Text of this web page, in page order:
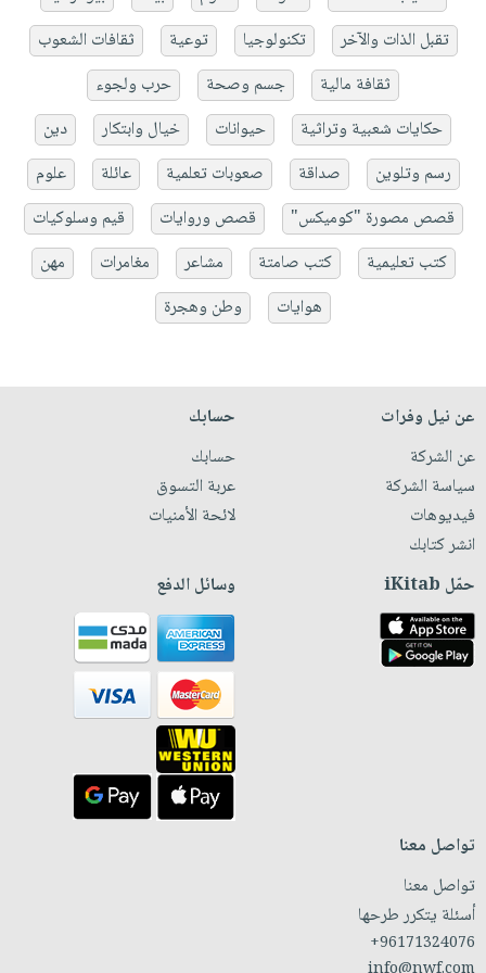
تقبل الذات والآخر
تكنولوجيا توعية
ثقافات الشعوب
ثقافة مالية
جسم وصحة
حرب ولجوء
حكايات شعبية وتراثية
حيوانات خيال وابتكار
دين
رسم وتلوين
صداقة صعوبات تعلمية عائلة
علوم
قصص مصورة "كوميكس"
قصص وروايات
قيم وسلوكيات
كتب تعليمية
كتب صامتة مشاعر مغامرات
مهن
هوايات
وطن وهجرة
عن نيل وفرات
عن الشركة
سياسة الشركة
فيديوهات
انشر كتابك
حسابك
حسابك
عربة التسوق
لائحة الأمنيات
حمّل iKitab وسائل الدفع
تواصل معنا
تواصل معنا
أسئلة يتكرر طرحها
+96171324076